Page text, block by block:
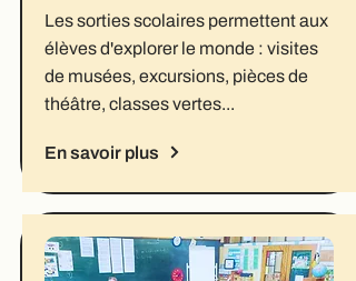
Les sorties scolaires permettent aux
élèves d'explorer le monde : visites
de musées, excursions, pièces de
théâtre, classes vertes...
En savoir plus